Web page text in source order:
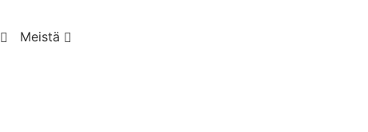
Meistä